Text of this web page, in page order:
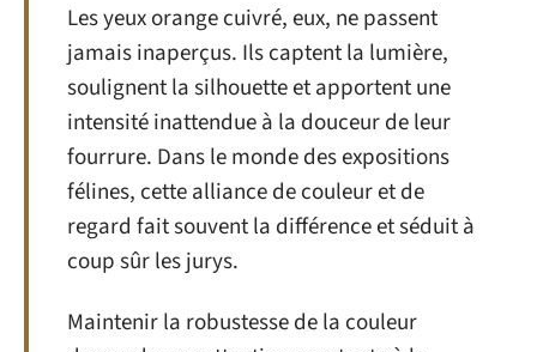
Les yeux orange cuivré, eux, ne passent
jamais inaperçus. Ils captent la lumière,
soulignent la silhouette et apportent une
intensité inattendue à la douceur de leur
fourrure. Dans le monde des expositions
félines, cette alliance de couleur et de
regard fait souvent la différence et séduit à
coup sûr les jurys.
Maintenir la robustesse de la couleur